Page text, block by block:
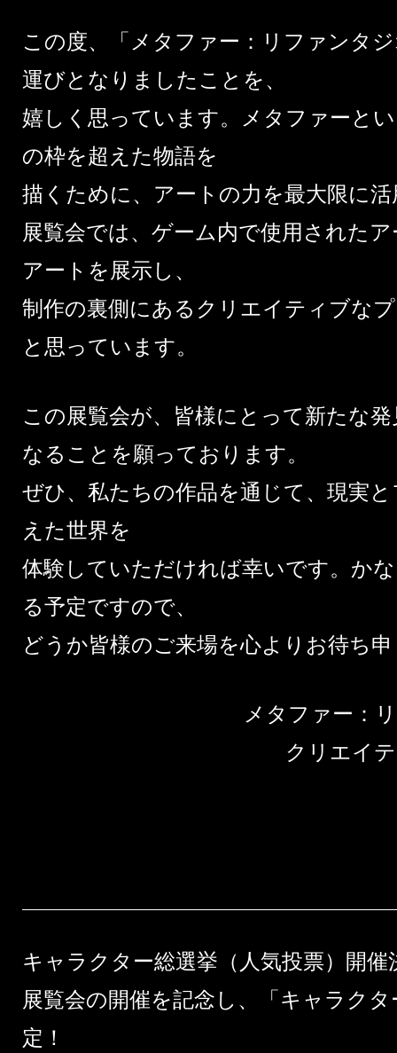
この度、「メタファー：リファンタ
運びとなりましたことを、
嬉しく思っています。メタファーと
の枠を超えた物語を
描くために、アートの力を最大限に
展覧会では、ゲーム内で使用された
アートを展示し、
制作の裏側にあるクリエイティブな
と思っています。
この展覧会が、皆様にとって新たな
なることを願っております。
ぜひ、私たちの作品を通じて、現実
えた世界を
体験していただければ幸いです。か
る予定ですので、
どうか皆様のご来場を心よりお待ち
メタファ
クリエイ
キャラクター総選挙（人気投票）開催
展覧会の開催を記念し、「キャラク
定！